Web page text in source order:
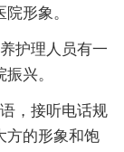
形象。
护理人员有一
兴。
，接听电话规
方的形象和饱